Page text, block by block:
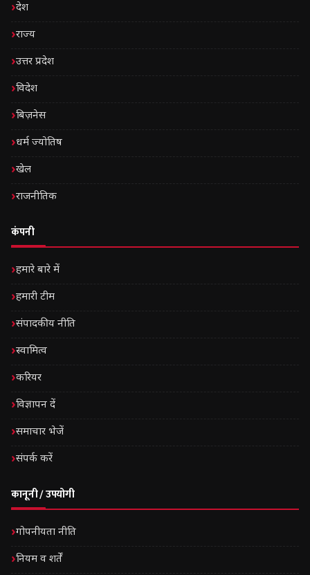
देश
राज्य
उत्तर प्रदेश
विदेश
बिज़नेस
धर्म ज्योतिष
खेल
राजनीतिक
कंपनी
हमारे बारे में
हमारी टीम
संपादकीय नीति
स्वामित्व
करियर
विज्ञापन दें
समाचार भेजें
संपर्क करें
कानूनी / उपयोगी
गोपनीयता नीति
नियम व शर्तें